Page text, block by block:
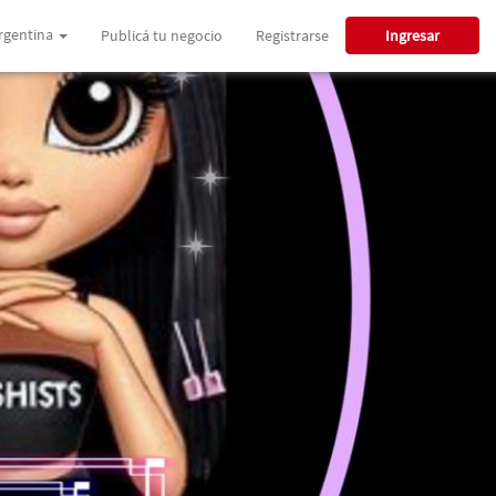
Publicá tu negocio Registrarse Ingresar